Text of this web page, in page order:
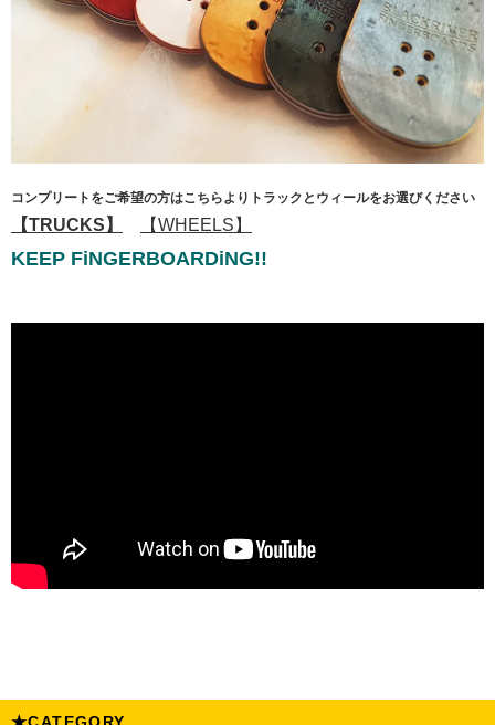
コンプリートをご希望の方はこちらよりトラックとウィールをお選びください
【TRUCKS】 【WHEELS】
KEEP FiNGERBOARDiNG!!